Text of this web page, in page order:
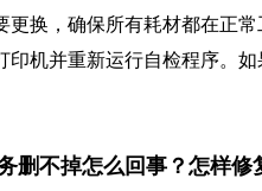
换，确保所有耗材都在正
机并重新运行自检程序。
删不掉怎么回事？怎样修